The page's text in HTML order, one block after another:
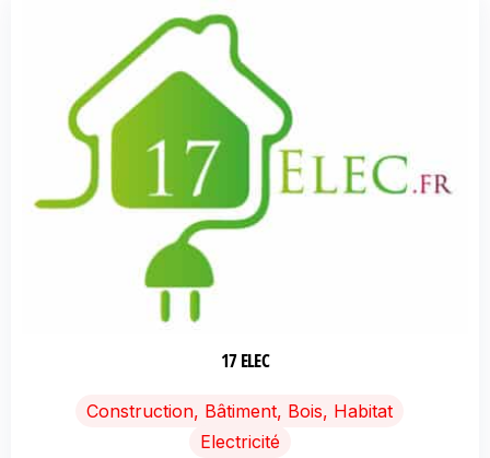
17 ELEC
Construction, Bâtiment, Bois, Habitat
Electricité